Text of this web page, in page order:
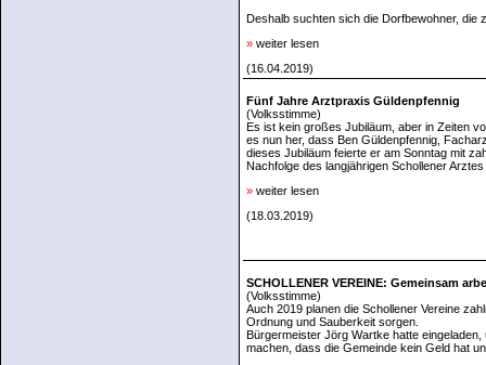
Deshalb suchten sich die Dorfbewohner, die
» weiter lesen
(16.04.2019)
Fünf Jahre Arztpraxis Güldenpfennig
(Volksstimme)
Es ist kein großes Jubiläum, aber in Zeiten
es nun her, dass Ben Güldenpfennig,
dieses Jubiläum feierte er am Sonntag mit
Nachfolge des langjährigen Schollener
» weiter lesen
(18.03.2019)
SCHOLLENER VEREINE: Gemeinsam
(Volksstimme)
Auch 2019 planen die Schollener Vereine
Ordnung und Sauberkeit sorgen.
Bürgermeister Jörg Wartke hatte
machen, dass die Gemeinde kein Geld hat